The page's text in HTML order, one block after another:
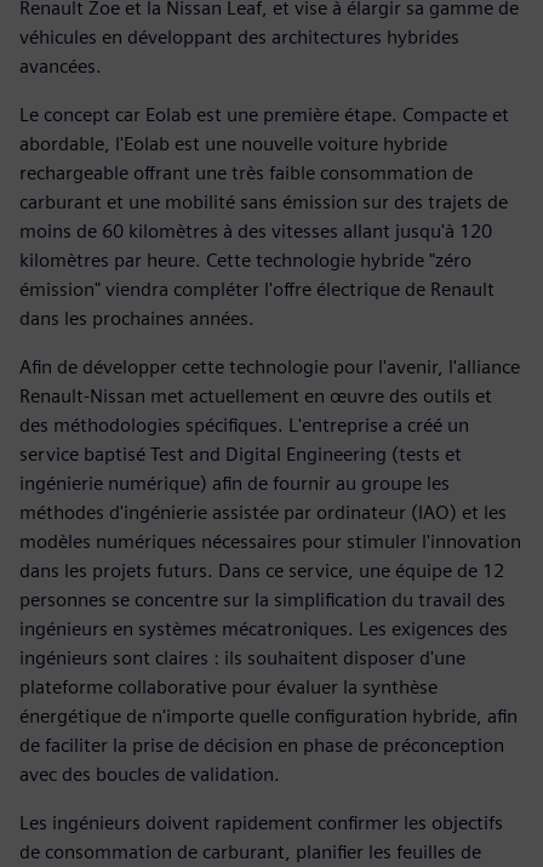
Renault Zoe et la Nissan Leaf, et vise à élargir sa gamme de
véhicules en développant des architectures hybrides
avancées.
Le concept car Eolab est une première étape. Compacte et
abordable, l'Eolab est une nouvelle voiture hybride
rechargeable offrant une très faible consommation de
carburant et une mobilité sans émission sur des trajets de
moins de 60 kilomètres à des vitesses allant jusqu'à 120
kilomètres par heure. Cette technologie hybride "zéro
émission" viendra compléter l'offre électrique de Renault
dans les prochaines années.
Afin de développer cette technologie pour l'avenir, l'alliance
Renault-Nissan met actuellement en œuvre des outils et
des méthodologies spécifiques. L'entreprise a créé un
service baptisé Test and Digital Engineering (tests et
ingénierie numérique) afin de fournir au groupe les
méthodes d'ingénierie assistée par ordinateur (IAO) et les
modèles numériques nécessaires pour stimuler l'innovation
dans les projets futurs. Dans ce service, une équipe de 12
personnes se concentre sur la simplification du travail des
ingénieurs en systèmes mécatroniques. Les exigences des
ingénieurs sont claires : ils souhaitent disposer d'une
plateforme collaborative pour évaluer la synthèse
énergétique de n'importe quelle configuration hybride, afin
de faciliter la prise de décision en phase de préconception
avec des boucles de validation.
Les ingénieurs doivent rapidement confirmer les objectifs
de consommation de carburant, planifier les feuilles de